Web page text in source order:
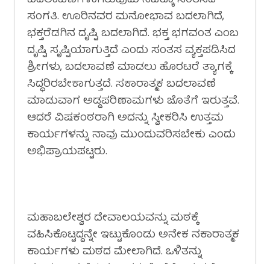
ಸಂಗತಿ. ಊರಿನವರ ಮನೋಭಾವ ಬದಲಾಗಿದೆ,
ಭಕ್ತರೆಡಗಿನ ದೃಷ್ಟಿ ಬದಲಾಗಿದೆ. ಭಕ್ತ ಭಗವಂತ ಎಂಬ
ದೃಷ್ಟಿ ಸೃಷ್ಟಿಯಾಗುತ್ತಿದೆ ಎಂದು ಸಂತಸ ವ್ಯಕ್ತಪಡಿಸಿದ
ಶ್ರೀಗಳು, ಬದಲಾವಣೆ ಮಾಡಲು ಹೊರಟರೆ ತ್ಯಾಗಕ್ಕೆ
ಸಿದ್ಧರಿರಬೇಕಾಗುತ್ತದೆ. ಸಕಾರಾತ್ಮಕ ಬದಲಾವಣೆ
ಮಾಡುವಾಗ ಅಡ್ಡಪರಿಣಾಮಗಳು ಜೊತೆಗೆ ಇರುತ್ತವೆ.
ಆದರೆ ವಿಷಕಂಠರಾಗಿ ಅದನ್ನು ಸ್ವೀಕರಿಸಿ ಉತ್ತಮ
ಕಾರ್ಯಗಳನ್ನು ನಾವು ಮುಂದುವರಿಸಬೇಕು ಎಂದು
ಅಭಿಪ್ರಾಯಪಟ್ಟರು.
ಮಹಾಬಲೇಶ್ವರ ದೇವಾಲಯವನ್ನು ಮಠಕ್ಕೆ
ವಹಿಸಿಕೊಟ್ಟದ್ದನ್ನೇ ಇಟ್ಟುಕೊಂಡು ಅನೇಕ ನಕಾರಾತ್ಮಕ
ಕಾರ್ಯಗಳು ಮಠದ ಮೇಲಾಗಿದೆ. ಒಳಿತನ್ನು